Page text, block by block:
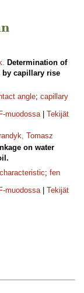
. Determination of
by capillary rise
angle; capillary
muodossa| Tekijät
, Tomasz
on water
; fen
muodossa| Tekijät